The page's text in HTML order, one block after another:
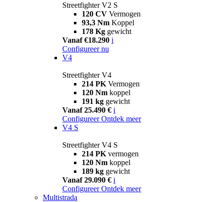
Streetfighter V2 S
120 CV Vermogen
93,3 Nm Koppel
178 Kg gewicht
Vanaf €18.290 i
Configureer nu
V4
Streetfighter V4
214 PK Vermogen
120 Nm koppel
191 kg gewicht
Vanaf 25.490 € i
Configureer Ontdek meer
V4 S
Streetfighter V4 S
214 PK vermogen
120 Nm koppel
189 kg gewicht
Vanaf 29.090 € i
Configureer Ontdek meer
Multistrada